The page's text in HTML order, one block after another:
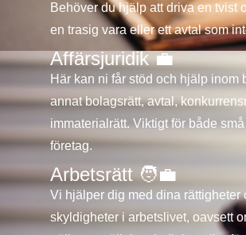
Behöver du hjälp att driva en tvist
en trasig vara eller ett avtal som
Affärsjuridik 💼
Här kan ni får stöd och hjälp inom
annat bolagsrätt, avtal,
immaterialrätt. Viktigt för både
företag.
Arbetsrätt 🧑‍💼
Vi hjälper dig med dina rättigheter
skyldigheter i arbetslivet, oavsett